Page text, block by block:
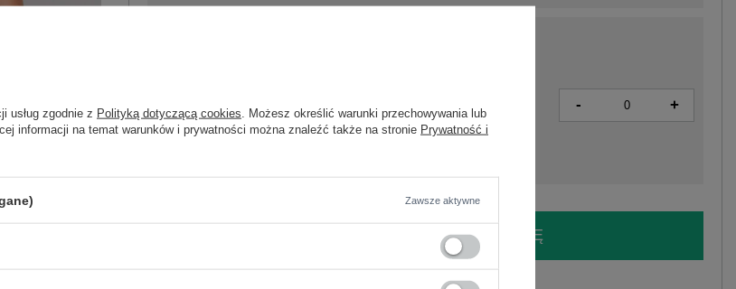
- +
ZALOGUJ SIĘ I ZOBACZ CENĘ
usług zgodnie z Polityką dotyczącą cookies . Możesz określić warunki przechowywania lub
informacji na temat warunków i prywatności można znaleźć także na stronie Prywatność i
Zawsze aktywne